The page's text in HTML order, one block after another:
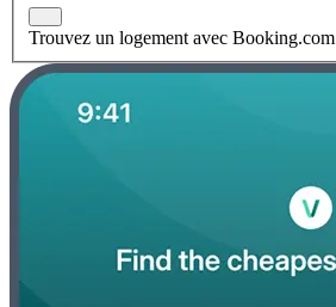
Trouvez un logement avec Booking.com